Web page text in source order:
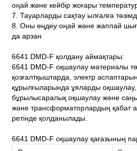
оңай және кейбір жоғары
7. Тауарларды сақтау ылғалға
8. Оны өңдеу оңай және жаппай
да арзан
6641 DMD-F қолдану аймақтары:
6641 DMD-F оқшаулау материалы
қозғалтқыштарда, электр
құрылғыларында ұяларды
бұрылысаралық оқшаулау және
және трансформаторлардың қабат
ретінде қолданылады.
6641 DMD-F оқшаулау қағазының